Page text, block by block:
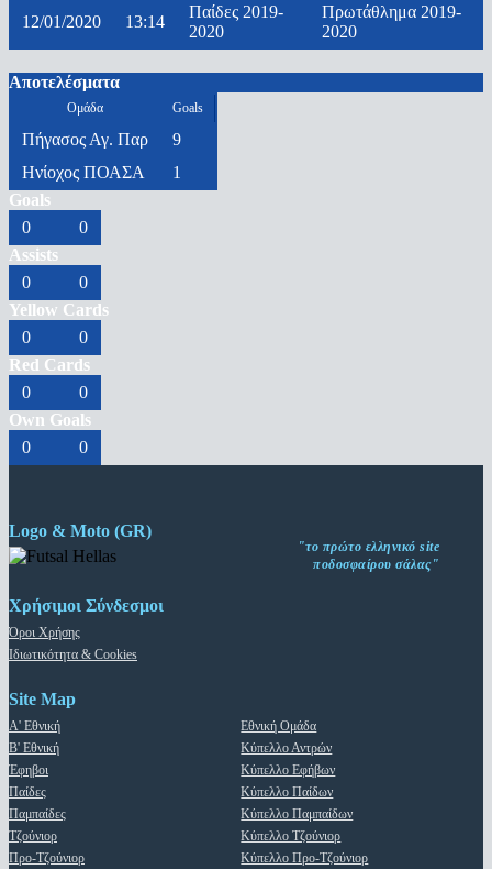
12/01/2020 13:14
Παίδες 2019-
2020
Πρωτάθλημα 2019-
2020
Αποτελέσματα
Ομάδα Goals
Πήγασος Αγ. Παρ
9
Ηνίοχος ΠΟΑΣΑ
1
Goals
0
0
Assists
0
0
Yellow Cards
0
0
Red Cards
0
0
Own Goals
0
0
Logo & Moto (GR)
"το πρώτο ελληνικό site
ποδοσφαίρου σάλας"
Χρήσιμοι Σύνδεσμοι
Όροι Χρήσης
Ιδιωτικότητα & Cookies
Site Map
Α' Εθνική
Β' Εθνική
Έφηβοι
Παίδες
Παμπαίδες
Τζούνιορ
Προ-Τζούνιορ
Εθνική Ομάδα
Κύπελλο Αντρών
Κύπελλο Εφήβων
Κύπελλο Παίδων
Κύπελλο Παμπαίδων
Κύπελλο Τζούνιορ
Κύπελλο Προ-Τζούνιορ